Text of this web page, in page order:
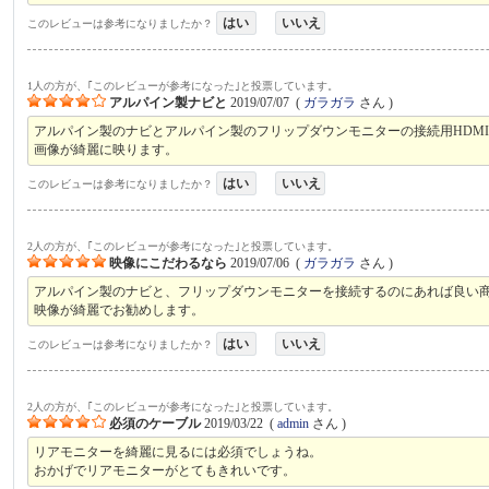
このレビューは参考になりましたか？ はい いいえ
1人の方が、｢このレビューが参考になった｣と投票しています。
アルパイン製ナビと 2019/07/07 ( ガラガラ さん )
アルパイン製のナビとアルパイン製のフリップダウンモニターの接続用HDMI
画像が綺麗に映ります。
このレビューは参考になりましたか？ はい いいえ
2人の方が、｢このレビューが参考になった｣と投票しています。
映像にこだわるなら 2019/07/06 ( ガラガラ さん )
アルパイン製のナビと、フリップダウンモニターを接続するのにあれば良い商
映像が綺麗でお勧めします。
このレビューは参考になりましたか？ はい いいえ
2人の方が、｢このレビューが参考になった｣と投票しています。
必須のケーブル 2019/03/22 (admin さん )
リアモニターを綺麗に見るには必須でしょうね。
おかげでリアモニターがとてもきれいです。